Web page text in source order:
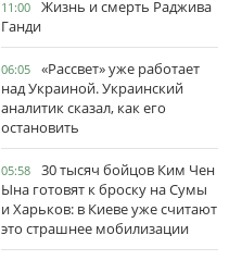
11:00
Жизнь и смерть Раджива
Ганди
06:05
«Рассвет» уже работает
над Украиной. Украинский
аналитик сказал, как его
остановить
05:58
30 тысяч бойцов Ким Чен
Ына готовят к броску на Сумы
и Харьков: в Киеве уже считают
это страшнее мобилизации